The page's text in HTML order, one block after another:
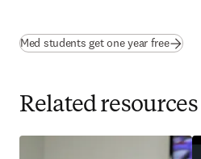
Med students get one year free(打開
Related resources